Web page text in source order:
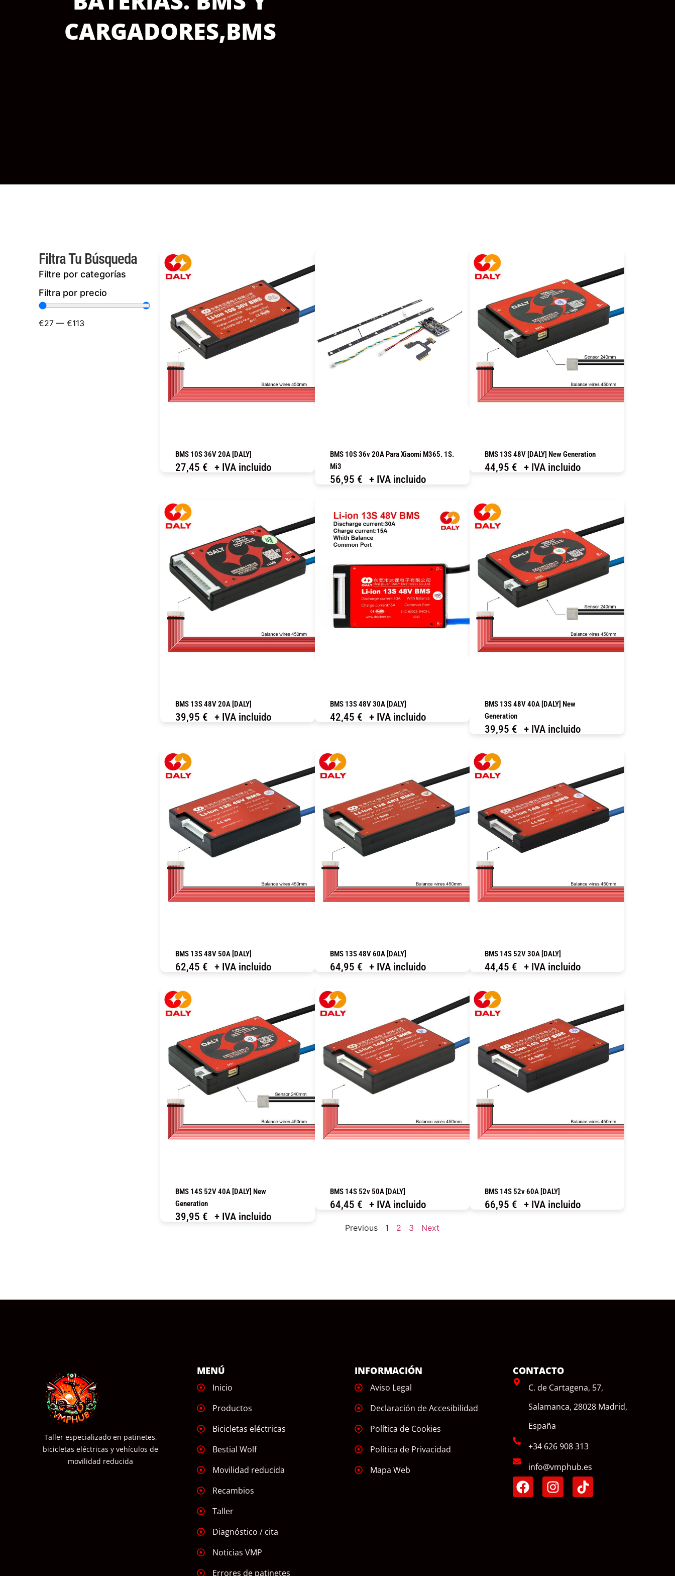
CARGADORES,BMS
Filtra Tu Búsqueda
Filtre por categorías
Filtra por precio
€27 —€113
BMS 10S 36V 20A [DALY]
27,45 € + IVA incluido
BMS 10S 36v 20A Para Xiaomi M365. 1S.
Mi3
56,95 € + IVA incluido
BMS 13S 48V [DALY] New Generation
44,95 € + IVA incluido
BMS 13S 48V 20A [DALY]
39,95 € + IVA incluido
BMS 13S 48V 30A [DALY]
42,45 € + IVA incluido
BMS 13S 48V 40A [DALY] New
Generation
39,95 € + IVA incluido
BMS 13S 48V 50A [DALY]
62,45 € + IVA incluido
BMS 13S 48V 60A [DALY]
64,95 € + IVA incluido
BMS 14S 52V 30A [DALY]
44,45 € + IVA incluido
BMS 14S 52V 40A [DALY] New
Generation
39,95 € + IVA incluido
BMS 14S 52v 50A [DALY]
64,45 € + IVA incluido
COMPRAR
BMS 14S 52v 60A [DALY]
66,95 € + IVA incluido
Previous 1 2 3 Next
Taller especializado en patinetes,
bicicletas eléctricas y vehículos de
movilidad reducida
MENÚ
Inicio
Productos
Bicicletas eléctricas
Bestial Wolf
Movilidad reducida
Recambios
Taller
Diagnóstico / cita
Noticias VMP
Errores de patinetes
INFORMACIÓN
Aviso Legal
Declaración de Accesibilidad
Política de Cookies
Política de Privacidad
Mapa Web
CONTACTO
C. de Cartagena, 57,
Salamanca, 28028 Madrid,
España
+34 626 908 313
info@vmphub.es